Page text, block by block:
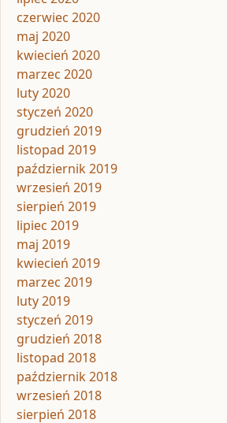
czerwiec 2020
maj 2020
kwiecień 2020
marzec 2020
luty 2020
styczeń 2020
grudzień 2019
listopad 2019
październik 2019
wrzesień 2019
sierpień 2019
lipiec 2019
maj 2019
kwiecień 2019
marzec 2019
luty 2019
styczeń 2019
grudzień 2018
listopad 2018
październik 2018
wrzesień 2018
sierpień 2018